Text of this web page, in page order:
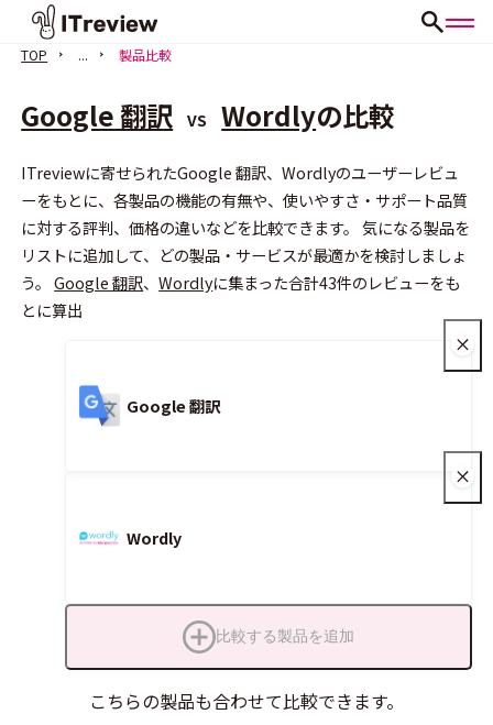
TOP ... 製品比較
Google 翻訳 VS Wordlyの比較
ITreviewに寄せられたGoogle 翻訳、Wordlyのユーザーレビュ
ーをもとに、各製品の機能の有無や、使いやすさ・サポート品質
に対する評判、価格の違いなどを比較できます。 気になる製品を
リストに追加して、どの製品・サービスが最適かを検討しましょ
う。Google 翻訳、Wordlyに集まった合計43件のレビューをも
とに算出
Google 翻訳
Wordly
比較する製品を追加
こちらの製品も合わせて比較できます。
会員登録（無料）